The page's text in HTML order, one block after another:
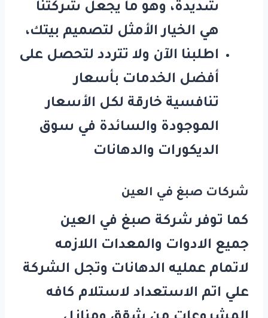
شديدة، وهو ما يجعل شركتنا
هي الخيار الأمثل لتصميم بيتك،
اطلبنا الآن ولا تتردد لتحصل على
أفضل الخدمات بأسعار
تنافسية خارقة لكل الأسعار
الموجودة والسائدة في سوق
الديكورات والدهانات
شركات صبغ في العين
كما توفر شركة صبغ في العين
جميع الادوات والمعدات اللازمه
لاتمام عمليه الدهانات وتجل الشركة
علي اتم الاستعداد لاستلام كافه